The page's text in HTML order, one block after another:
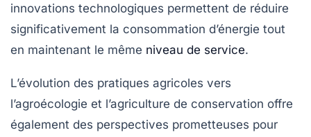
innovations technologiques permettent de réduire
significativement la consommation d’énergie tout
en maintenant le même niveau de service.
L’évolution des pratiques agricoles vers
l’agroécologie et l’agriculture de conservation offre
également des perspectives prometteuses pour